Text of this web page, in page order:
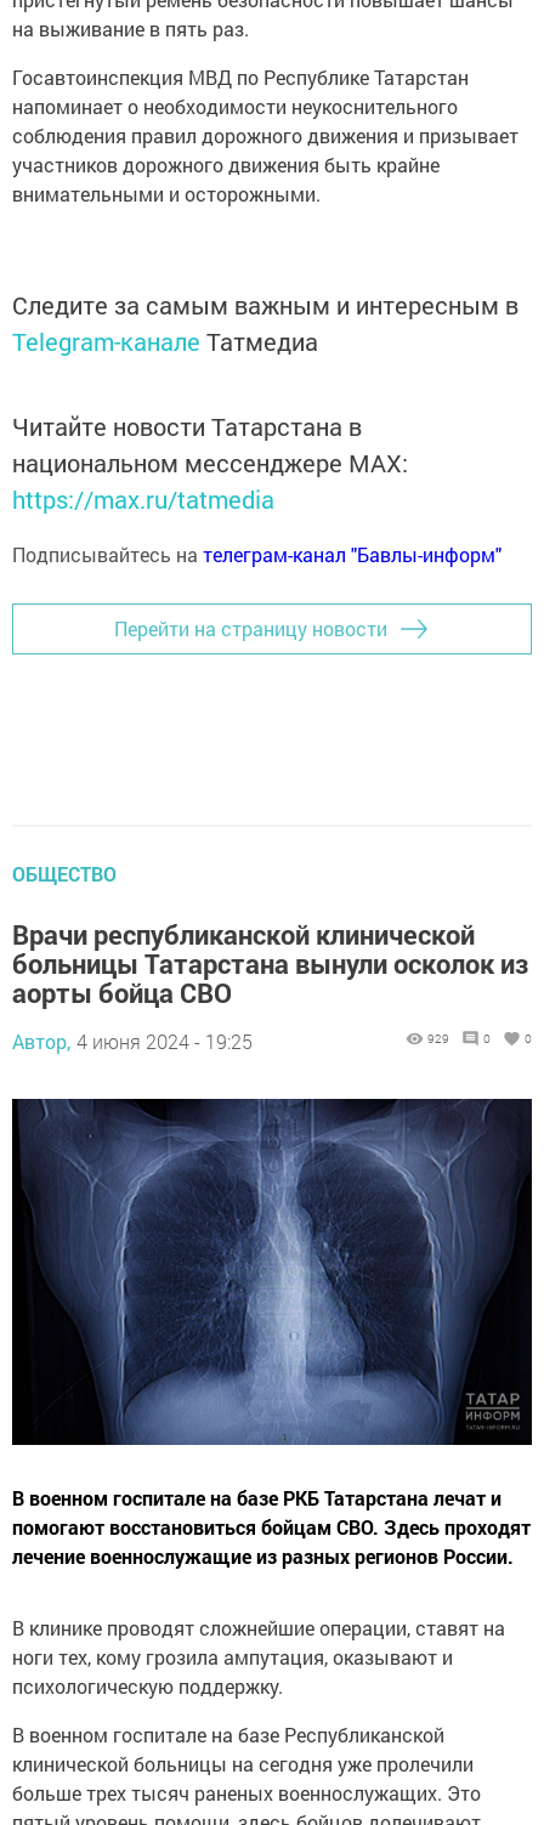
на выживание в пять раз.
Госавтоинспекция МВД по Республике Татарстан
напоминает о необходимости неукоснительного
соблюдения правил дорожного движения и призывает
участников дорожного движения быть крайне
внимательными и осторожными.
Следите за самым важным и интересным в
Telegram-канале Татмедиа
Читайте новости Татарстана в
национальном мессенджере MАХ:
https://max.ru/tatmedia
Подписывайтесь на телеграм-канал "Бавлы-информ"
Перейти на страницу новости
ОБЩЕСТВО
Врачи республиканской клинической
больницы Татарстана вынули осколок из
аорты бойца СВО
Автор, 4 июня 2024 - 19:25 929 0 0
В военном госпитале на базе РКБ Татарстана лечат и
помогают восстановиться бойцам СВО. Здесь проходят
лечение военнослужащие из разных регионов России.
В клинике проводят сложнейшие операции, ставят на
ноги тех, кому грозила ампутация, оказывают и
психологическую поддержку.
В военном госпитале на базе Республиканской
клинической больницы на сегодня уже пролечили
больше трех тысяч раненых военнослужащих. Это